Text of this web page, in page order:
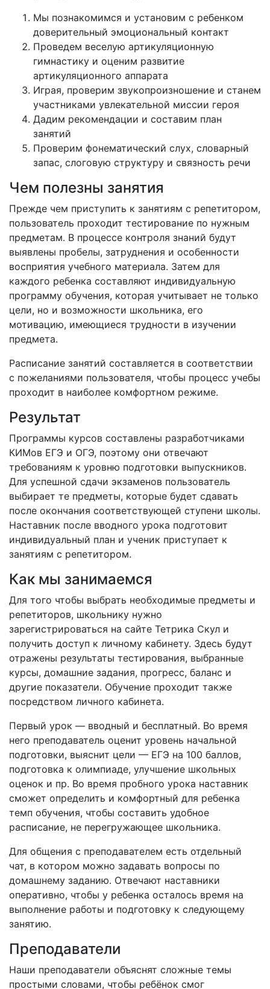
Мы познакомимся и установим с ребенком
доверительный эмоциональный контакт
Проведем веселую артикуляционную
гимнастику и оценим развитие
артикуляционного аппарата
Играя, проверим звукопроизношение и станем
участниками увлекательной миссии героя
Дадим рекомендации и составим план
занятий
Проверим фонематический слух, словарный
запас, слоговую структуру и связность речи
Чем полезны занятия
Прежде чем приступить к занятиям с репетитором,
пользователь проходит тестирование по нужным
предметам. В процессе контроля знаний будут
выявлены пробелы, затруднения и особенности
восприятия учебного материала. Затем для
каждого ребенка составляют индивидуальную
программу обучения, которая учитывает не только
цели, но и возможности школьника, его
мотивацию, имеющиеся трудности в изучении
предмета.
Расписание занятий составляется в соответствии
с пожеланиями пользователя, чтобы процесс учебы
проходит в наиболее комфортном режиме.
Результат
Программы курсов составлены разработчиками
КИМов ЕГЭ и ОГЭ, поэтому они отвечают
требованиям к уровню подготовки выпускников.
Для успешной сдачи экзаменов пользователь
выбирает те предметы, которые будет сдавать
после окончания соответствующей ступени школы.
Наставник после вводного урока подготовит
индивидуальный план и ученик приступает к
занятиям с репетитором.
Как мы занимаемся
Для того чтобы выбрать необходимые предметы и
репетиторов, школьнику нужно
зарегистрироваться на сайте Тетрика Скул и
получить доступ к личному кабинету. Здесь будут
отражены результаты тестирования, выбранные
курсы, домашние задания, прогресс, баланс и
другие показатели. Обучение проходит также
посредством личного кабинета.
Первый урок — вводный и бесплатный. Во время
него преподаватель оценит уровень начальной
подготовки, выяснит цели — ЕГЭ на 100 баллов,
подготовка к олимпиаде, улучшение школьных
оценок и пр. Во время пробного урока наставник
сможет определить и комфортный для ребенка
темп обучения, чтобы составить удобное
расписание, не перегружающее школьника.
Для общения с преподавателем есть отдельный
чат, в котором можно задавать вопросы по
домашнему заданию. Отвечают наставники
оперативно, чтобы у ребенка осталось время на
выполнение работы и подготовку к следующему
занятию.
Преподаватели
Наши преподаватели объяснят сложные темы
простыми словами, чтобы ребёнок смог